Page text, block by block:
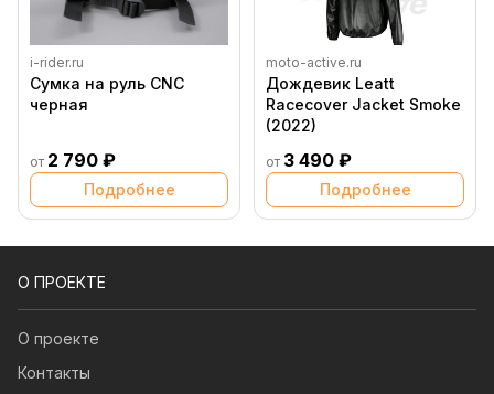
i-rider.ru
Сумка на руль CNC
черная
от 2 790 ₽
Подробнее
moto-active.ru
Дождевик Leatt
Racecover Jacket Smoke
(2022)
от 3 490 ₽
Подробнее
О ПРОЕКТЕ
О проекте
Контакты